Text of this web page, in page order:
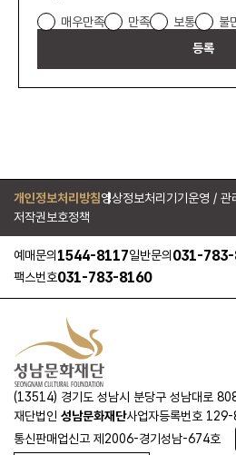
조사 매우만족 만족 보통 불
등록
개인정보처리방침영상정보처리기기운영 / 관
저작권보호정책
예매문의 1544-8117일반문의 031-
팩스번호031-783-8160
(13514) 경기도 성남시 분당구 성남대로
재단법인 성남문화재단사업자등록번호
통신판매업신고 제2006-경기성남-674호